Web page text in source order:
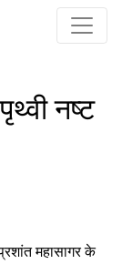
नष्ट
महासागर के